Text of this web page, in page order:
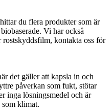
du flera produkter som är
Vi har också
kontakta oss för
det gäller att kapsla in och
påverkan som fukt, stötar
inga lösningsmedel och är
klimat.